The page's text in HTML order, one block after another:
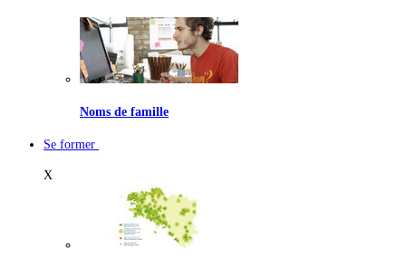
Noms de famille
Se former
X